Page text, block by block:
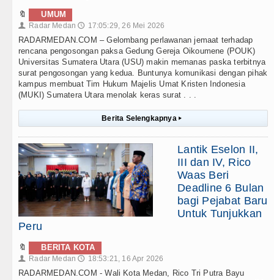
🔖 UMUM
👤 Radar Medan 🕔 17:05:29, 26 Mei 2026
RADARMEDAN.COM – Gelombang perlawanan jemaat terhadap
rencana pengosongan paksa Gedung Gereja Oikoumene (POUK)
Universitas Sumatera Utara (USU) makin memanas paska terbitnya
surat pengosongan yang kedua. Buntunya komunikasi dengan pihak
kampus membuat Tim Hukum Majelis Umat Kristen Indonesia
(MUKI) Sumatera Utara menolak keras surat . . .
Berita Selengkapnya ▸
Lantik Eselon II,
III dan IV, Rico
Waas Beri
Deadline 6 Bulan
bagi Pejabat Baru
Untuk Tunjukkan
Peru
🔖 BERITA KOTA
👤 Radar Medan 🕔 18:53:21, 16 Apr 2026
RADARMEDAN.COM - Wali Kota Medan, Rico Tri Putra Bayu